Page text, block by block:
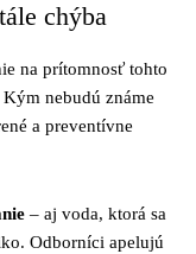
chýba
na prítomnosť tohto
nebudú známe
a preventívne
– aj voda, ktorá sa
Odborníci apelujú